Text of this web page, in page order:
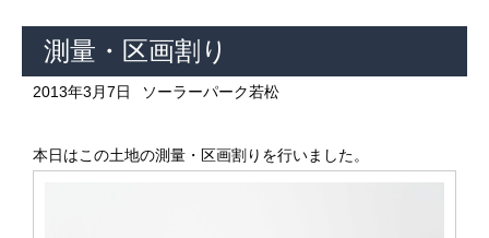
測量・区画割り
2013年3月7日 ソーラーパーク若松
本日はこの土地の測量・区画割りを行いました。